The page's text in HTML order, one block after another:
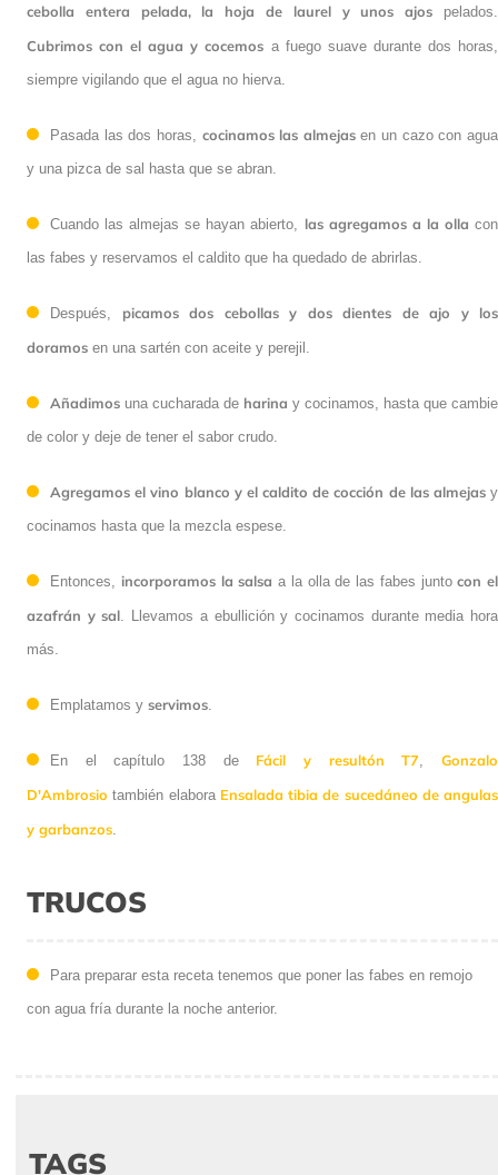
cebolla entera pelada, la hoja de laurel y unos ajos pelados.
Cubrimos con el agua y cocemos a fuego suave durante dos horas,
siempre vigilando que el agua no hierva.
Pasada las dos horas, cocinamos las almejasen un cazo con agua
y una pizca de sal hasta que se abran.
Cuando las almejas se hayan abierto, las agregamos a la olla con
las fabes y reservamos el caldito que ha quedado de abrirlas.
Después, picamos dos cebollas y dos dientes de ajo y los
doramos en una sartén con aceite y perejil.
Añadimos una cucharada de harina y cocinamos, hasta que cambie
de color y deje de tener el sabor crudo.
Agregamos el vino blanco y el caldito de cocción de las almejasy
cocinamos hasta que la mezcla espese.
Entonces, incorporamos la salsa a la olla de las fabes juntocon el
azafrán y sal . Llevamos a ebullición y cocinamos durante media hora
más.
Emplatamos y servimos
En el capítulo 138 de Fácil y resultón T7 ,Gonzalo
D'Ambrosio también elabora Ensalada tibia de sucedáneo de angulas
y garbanzos
TRUCOS
Para preparar esta receta tenemos que poner las fabes en remojo
con agua fría durante la noche anterior.
TAGS